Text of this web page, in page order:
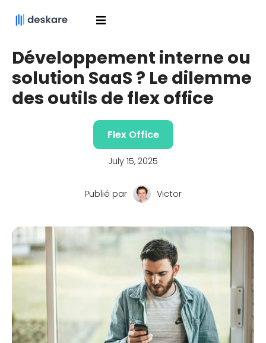
Développement interne ou
solution SaaS ? Le dilemme
des outils de flex office
Flex Office
July 15, 2025
Publié par Victor